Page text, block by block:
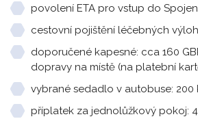
povolení ETA pro vstup do
cestovní pojištění léčebných
doporučené kapesné: cca 160
dopravy na místě (na platební
vybrané sedadlo v autobuse:
příplatek za jednolůžkový pokoj: